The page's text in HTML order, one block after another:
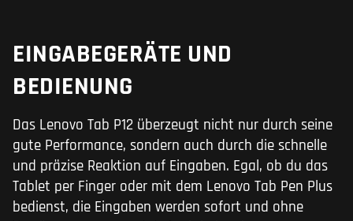
EINGABEGERÄTE UND
BEDIENUNG
Das Lenovo Tab P12 überzeugt nicht nur durch seine
gute Performance, sondern auch durch die schnelle
und präzise Reaktion auf Eingaben. Egal, ob du das
Tablet per Finger oder mit dem Lenovo Tab Pen Plus
bedienst, die Eingaben werden sofort und ohne